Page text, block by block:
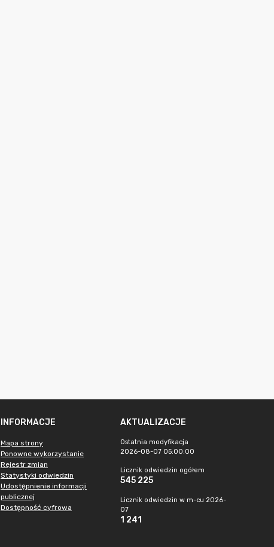
INFORMACJE
Mapa strony
Ponowne wykorzystanie
Rejestr zmian
Statystyki odwiedzin
Udostępnienie informacji
publicznej
Dostępność cyfrowa
AKTUALIZACJE
Ostatnia modyfikacja
2026-08-07 05:00:00
Licznik odwiedzin ogółem
545 225
Licznik odwiedzin w m-cu 2026-
07
1 241